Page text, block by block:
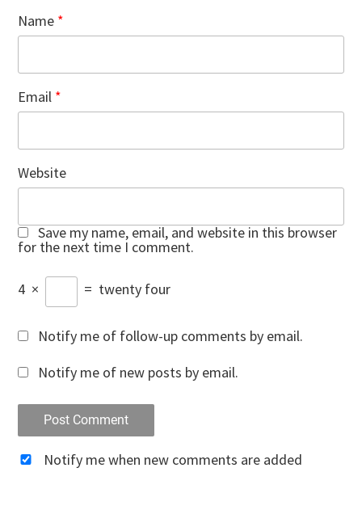
Name *
Email *
Website
Save my name, email, and website in this browser
for the next time I comment.
4 × = twenty four
Notify me of follow-up comments by email.
Notify me of new posts by email.
Notify me when new comments are added